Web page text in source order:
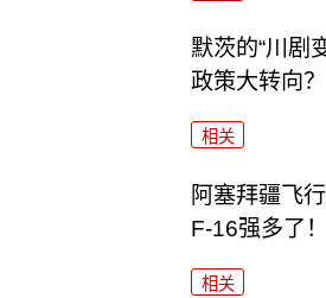
默茨的“川剧
政策大转向？
相关
阿塞拜疆飞
F-16强多了！
相关